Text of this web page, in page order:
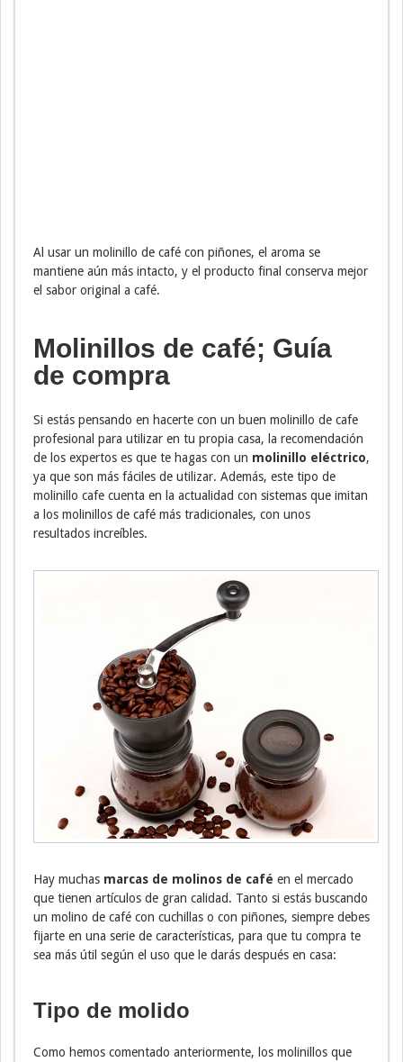
Al usar un molinillo de café con piñones, el aroma se
mantiene aún más intacto, y el producto final conserva mejor
el sabor original a café.
Molinillos de café; Guía
de compra
Si estás pensando en hacerte con un buen molinillo de cafe
profesional para utilizar en tu propia casa, la recomendación
de los expertos es que te hagas con un molinillo eléctrico,
ya que son más fáciles de utilizar. Además, este tipo de
molinillo cafe cuenta en la actualidad con sistemas que imitan
a los molinillos de café más tradicionales, con unos
resultados increíbles.
Hay muchas marcas de molinos de café en el mercado
que tienen artículos de gran calidad. Tanto si estás buscando
un molino de café con cuchillas o con piñones, siempre debes
fijarte en una serie de características, para que tu compra te
sea más útil según el uso que le darás después en casa:
Tipo de molido
Como hemos comentado anteriormente, los molinillos que